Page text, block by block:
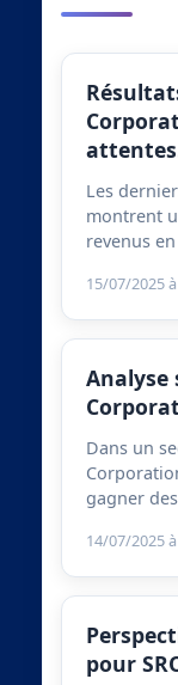
Les
montrent
revenus
15/07/2025
Analyse
Dans un
gagner
14/07/2025
pour